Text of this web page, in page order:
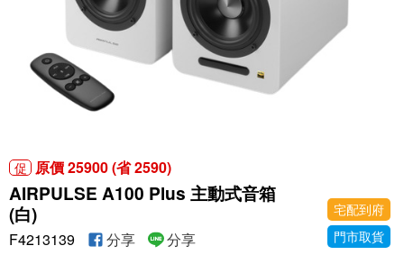
促 原價 25900 (省 2590)
AIRPULSE A100 Plus 主動式音箱
(白)
宅配到府
門市取貨
F4213139 分享 分享